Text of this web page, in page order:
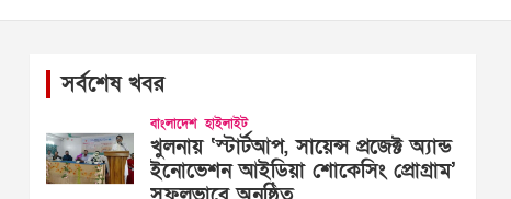
সর্বশেষ খবর
বাংলাদেশ হাইলাইট
খুলনায় ‘স্টার্টআপ, সায়েন্স প্রজেক্ট অ্যান্ড
ইনোভেশন আইডিয়া শোকেসিং প্রোগ্রাম’